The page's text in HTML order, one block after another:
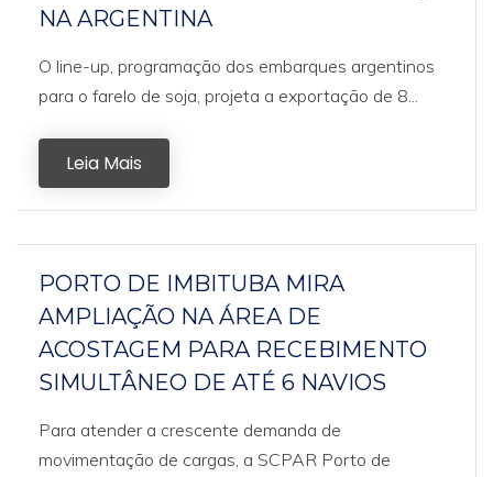
NA ARGENTINA
O line-up, programação dos embarques argentinos
para o farelo de soja, projeta a exportação de 8...
Leia Mais
PORTO DE IMBITUBA MIRA
AMPLIAÇÃO NA ÁREA DE
ACOSTAGEM PARA RECEBIMENTO
SIMULTÂNEO DE ATÉ 6 NAVIOS
Para atender a crescente demanda de
movimentação de cargas, a SCPAR Porto de